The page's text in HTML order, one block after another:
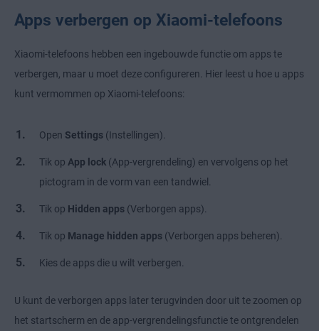
Apps verbergen op Xiaomi-telefoons
Xiaomi-telefoons hebben een ingebouwde functie om apps te
verbergen, maar u moet deze configureren. Hier leest u hoe u apps
kunt vermommen op Xiaomi-telefoons:
Open Settings (Instellingen).
Tik op App lock (App-vergrendeling) en vervolgens op het
pictogram in de vorm van een tandwiel.
Tik op Hidden apps (Verborgen apps).
Tik op Manage hidden apps (Verborgen apps beheren).
Kies de apps die u wilt verbergen.
U kunt de verborgen apps later terugvinden door uit te zoomen op
het startscherm en de app-vergrendelingsfunctie te ontgrendelen